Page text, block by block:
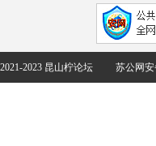
2021-2023 昆山柠论坛 苏公网安